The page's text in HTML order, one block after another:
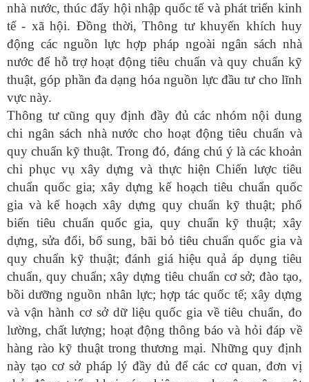
nhà nước, thúc đẩy hội nhập quốc tế và phát triển kinh
tế - xã hội. Đồng thời, Thông tư khuyến khích huy
động các nguồn lực hợp pháp ngoài ngân sách nhà
nước để hỗ trợ hoạt động tiêu chuẩn và quy chuẩn kỹ
thuật, góp phần đa dạng hóa nguồn lực đầu tư cho lĩnh
vực này.
Thông tư cũng quy định đầy đủ các nhóm nội dung
chi ngân sách nhà nước cho hoạt động tiêu chuẩn và
quy chuẩn kỹ thuật. Trong đó, đáng chú ý là các khoản
chi phục vụ xây dựng và thực hiện Chiến lược tiêu
chuẩn quốc gia; xây dựng kế hoạch tiêu chuẩn quốc
gia và kế hoạch xây dựng quy chuẩn kỹ thuật; phổ
biến tiêu chuẩn quốc gia, quy chuẩn kỹ thuật; xây
dựng, sửa đổi, bổ sung, bãi bỏ tiêu chuẩn quốc gia và
quy chuẩn kỹ thuật; đánh giá hiệu quả áp dụng tiêu
chuẩn, quy chuẩn; xây dựng tiêu chuẩn cơ sở; đào tạo,
bồi dưỡng nguồn nhân lực; hợp tác quốc tế; xây dựng
và vận hành cơ sở dữ liệu quốc gia về tiêu chuẩn, đo
lường, chất lượng; hoạt động thông báo và hỏi đáp về
hàng rào kỹ thuật trong thương mại. Những quy định
này tạo cơ sở pháp lý đầy đủ để các cơ quan, đơn vị